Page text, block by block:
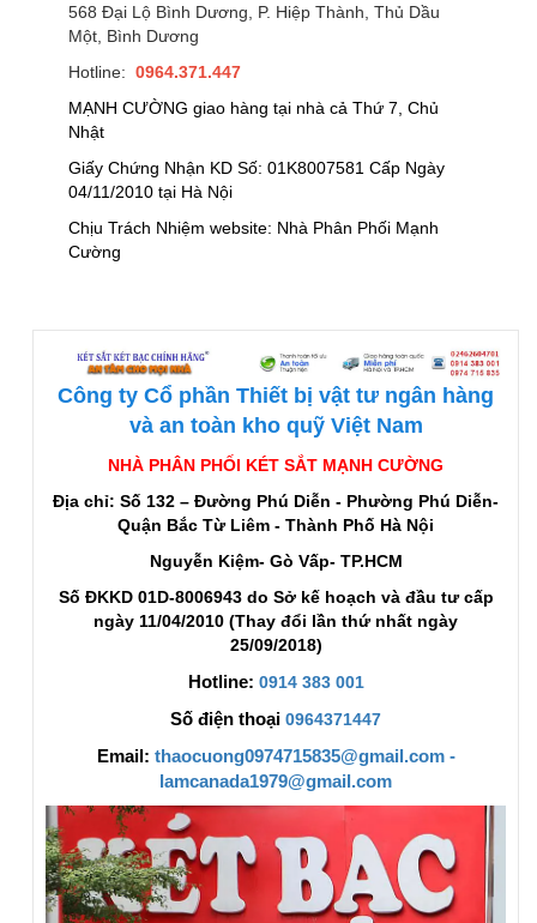
568 Đại Lộ Bình Dương, P. Hiệp Thành, Thủ Dầu
Một, Bình Dương
Hotline: 0964.371.447
MẠNH CƯỜNG giao hàng tại nhà cả Thứ 7, Chủ
Nhật
Giấy Chứng Nhận KD Số: 01K8007581 Cấp Ngày
04/11/2010 tại Hà Nội
Chịu Trách Nhiệm website: Nhà Phân Phối Mạnh
Cường
Công ty Cổ phần Thiết bị vật tư ngân hàng
và an toàn kho quỹ Việt Nam
NHÀ PHÂN PHỐI KÉT SẮT MẠNH CƯỜNG
Địa chỉ: Số 132 – Đường Phú Diễn - Phường Phú Diễn-
Quận Bắc Từ Liêm - Thành Phố Hà Nội
Nguyễn Kiệm- Gò Vấp- TP.HCM
Số ĐKKD 01D-8006943 do Sở kế hoạch và đầu tư cấp
ngày 11/04/2010 (Thay đổi lần thứ nhất ngày
25/09/2018)
Hotline: 0914 383 001
Số điện thoại 0964371447
Email: thaocuong0974715835@gmail.com -
lamcanada1979@gmail.com